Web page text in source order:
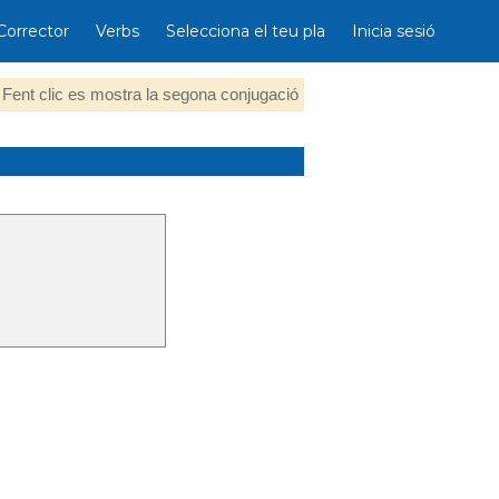
Verbs Selecciona el teu pla Inicia sesió
Fent clic es mostra la segona conjugació